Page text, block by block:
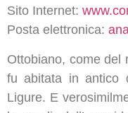
Sito Internet:
Posta elettronica:
Ottobiano, come del
fu abitata in antico
Ligure. E